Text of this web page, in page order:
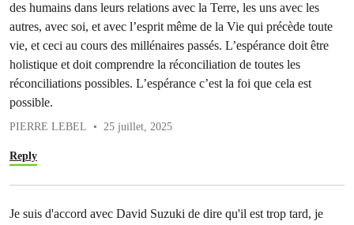
des humains dans leurs relations avec la Terre, les uns avec les
autres, avec soi, et avec l’esprit même de la Vie qui précède toute
vie, et ceci au cours des millénaires passés. L’espérance doit être
holistique et doit comprendre la réconciliation de toutes les
réconciliations possibles. L’espérance c’est la foi que cela est
possible.
PIERRE LEBEL 25 juillet, 2025
Reply
Je suis d'accord avec David Suzuki de dire qu'il est trop tard, je